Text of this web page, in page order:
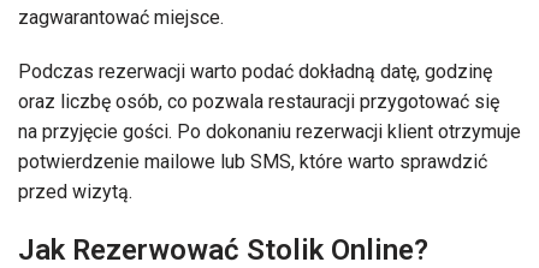
zagwarantować miejsce.
Podczas rezerwacji warto podać dokładną datę, godzinę
oraz liczbę osób, co pozwala restauracji przygotować się
na przyjęcie gości. Po dokonaniu rezerwacji klient otrzymuje
potwierdzenie mailowe lub SMS, które warto sprawdzić
przed wizytą.
Jak Rezerwować Stolik Online?